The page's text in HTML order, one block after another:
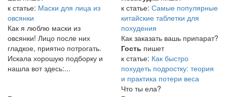
к статье: Маски для лица из
овсянки
Как я люблю маски из
овсянки! Лицо после них
гладкое, приятно потрогать.
Искала хорошую подборку и
нашла вот здесь:...
к статье: Самые популярные
китайские таблетки для
похудения
Как заказать вашь припарат?
Гость пишет
к статье: Как быстро
похудеть подростку: теория
и практика потери веса
Что ты ела?